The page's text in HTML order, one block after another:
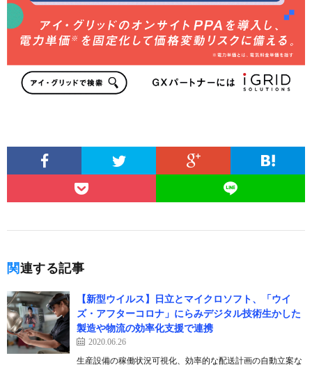
関連する記事
【新型ウイルス】日立とマイクロソフト、「ウイ
ズ・アフターコロナ」にらみデジタル技術生かした
製造や物流の効率化支援で連携
2020.06.26
生産設備の稼働状況可視化、効率的な配送計画の自動立案な